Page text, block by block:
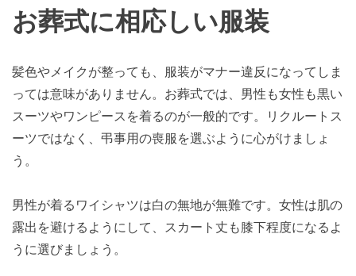
お葬式に相応しい服装
髪色やメイクが整っても、服装がマナー違反になってしま
っては意味がありません。お葬式では、男性も女性も黒い
スーツやワンピースを着るのが一般的です。リクルートス
ーツではなく、弔事用の喪服を選ぶように心がけましょ
う。
男性が着るワイシャツは白の無地が無難です。女性は肌の
露出を避けるようにして、スカート丈も膝下程度になるよ
うに選びましょう。